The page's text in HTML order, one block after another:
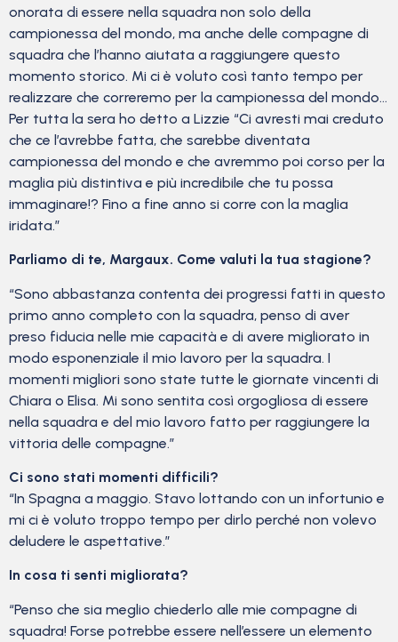
onorata di essere nella squadra non solo della
campionessa del mondo, ma anche delle compagne di
squadra che l’hanno aiutata a raggiungere questo
momento storico. Mi ci è voluto così tanto tempo per
realizzare che correremo per la campionessa del mondo…
Per tutta la sera ho detto a Lizzie “Ci avresti mai creduto
che ce l’avrebbe fatta, che sarebbe diventata
campionessa del mondo e che avremmo poi corso per la
maglia più distintiva e più incredibile che tu possa
immaginare!? Fino a fine anno si corre con la maglia
iridata.”
Parliamo di te, Margaux. Come valuti la tua stagione?
“Sono abbastanza contenta dei progressi fatti in questo
primo anno completo con la squadra, penso di aver
preso fiducia nelle mie capacità e di avere migliorato in
modo esponenziale il mio lavoro per la squadra. I
momenti migliori sono state tutte le giornate vincenti di
Chiara o Elisa. Mi sono sentita così orgogliosa di essere
nella squadra e del mio lavoro fatto per raggiungere la
vittoria delle compagne.”
Ci sono stati momenti difficili?
“In Spagna a maggio. Stavo lottando con un infortunio e
mi ci è voluto troppo tempo per dirlo perché non volevo
deludere le aspettative.”
In cosa ti senti migliorata?
“Penso che sia meglio chiederlo alle mie compagne di
squadra! Forse potrebbe essere nell’essere un elemento